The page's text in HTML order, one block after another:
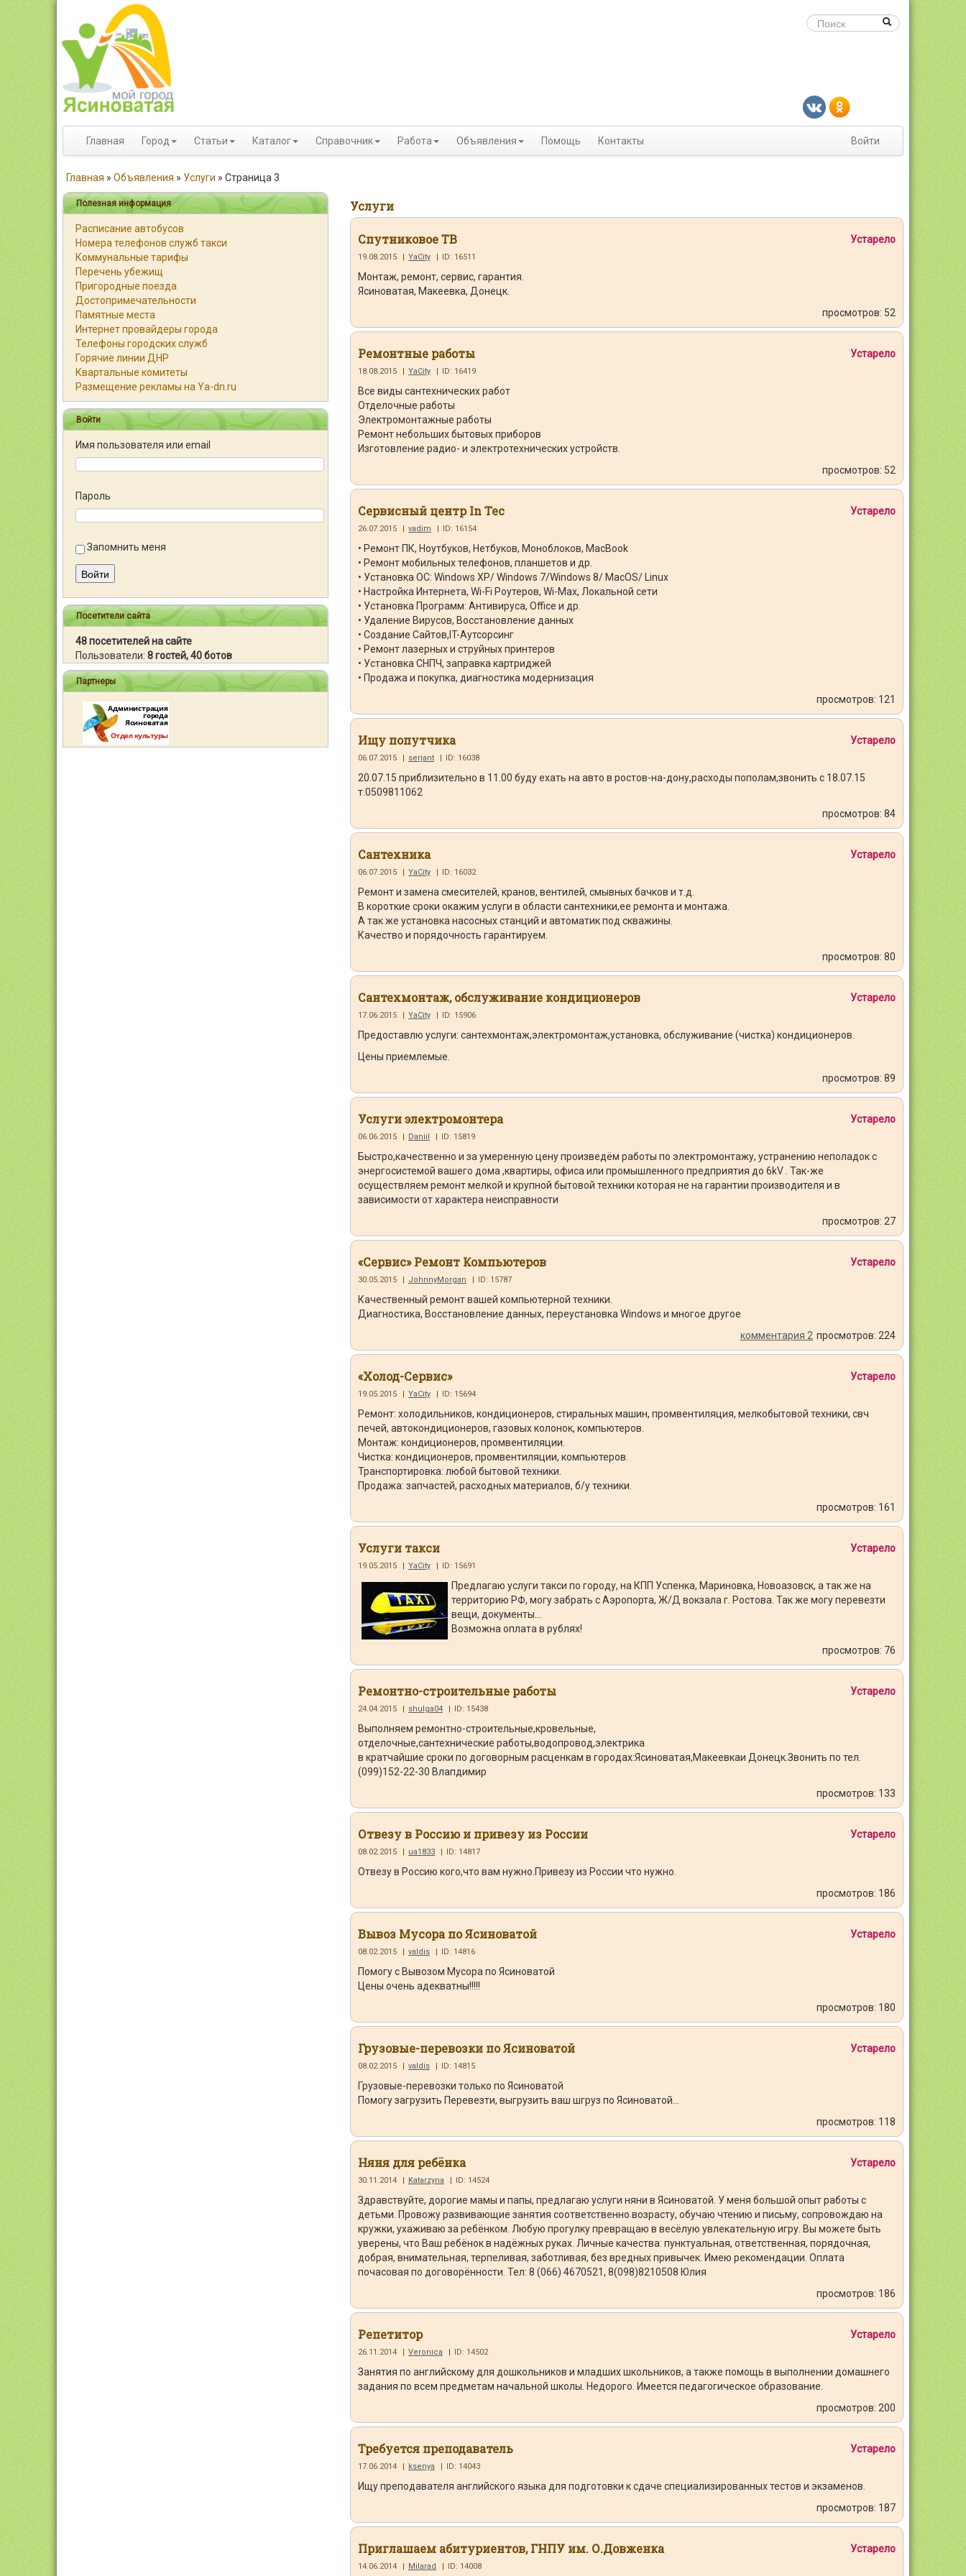
Главная Город Статьи Каталог Справочник Работа Объявления Помощь Контакты Войти
Главная » Объявления » Услуги » Страница 3
Полезная информация
Расписание автобусов
Номера телефонов служб такси
Коммунальные тарифы
Перечень убежищ
Пригородные поезда
Достопримечательности
Памятные места
Интернет провайдеры города
Телефоны городских служб
Горячие линии ДНР
Квартальные комитеты
Размещение рекламы на Ya-dn.ru
Войти
Имя пользователя или email
Пароль
Запомнить меня
Войти
Посетители сайта
48 посетителей на сайте
Пользователи: 8 гостей, 40 ботов
Партнеры
Услуги
Устарело
Спутниковое ТВ
19.08.2015 YaCity ID: 16511
Монтаж, ремонт, сервис, гарантия.
Ясиноватая, Макеевка, Донецк.
просмотров: 52
Устарело
Ремонтные работы
18.08.2015 YaCity ID: 16419
Все виды сантехнических работ
Отделочные работы
Электромонтажные работы
Ремонт небольших бытовых приборов
Изготовление радио- и электротехнических устройств.
просмотров: 52
Устарело
Сервисный центр In Tec
26.07.2015 vadim ID: 16154
• Ремонт ПК, Ноутбуков, Нетбуков, Моноблоков, MacBook
• Ремонт мобильных телефонов, планшетов и др.
• Установка ОС: Windows XP/ Windows 7/Windows 8/ MacOS/ Linux
• Настройка Интернета, Wi-Fi Роутеров, Wi-Max, Локальной сети
• Установка Программ: Антивируса, Office и др.
• Удаление Вирусов, Восстановление данных
• Создание Сайтов,IT-Аутсорсинг
• Ремонт лазерных и струйных принтеров
• Установка СНПЧ, заправка картриджей
• Продажа и покупка, диагностика модернизация
просмотров: 121
Устарело
Ищу попутчика
06.07.2015 serjant ID: 16038
20.07.15 приблизительно в 11.00 буду ехать на авто в ростов-на-дону,расходы пополам,звонить с 18.07.15
т.0509811062
просмотров: 84
Устарело
Сантехника
06.07.2015 YaCity ID: 16032
Ремонт и замена смесителей, кранов, вентилей, смывных бачков и т.д.
В короткие сроки окажим услуги в области сантехники,ее ремонта и монтажа.
А так же установка насосных станций и автоматик под скважины.
Качество и порядочность гарантируем.
просмотров: 80
Устарело
Сантехмонтаж, обслуживание кондиционеров
17.06.2015 YaCity ID: 15906
Предоставлю услуги: сантехмонтаж,электромонтаж,установка, обслуживание (чистка) кондиционеров.
Цены приемлемые.
просмотров: 89
Устарело
Услуги электромонтера
06.06.2015 Daniil ID: 15819
Быстро,качественно и за умеренную цену произведём работы по электромонтажу, устранению неполадок с
энергосистемой вашего дома ,квартиры, офиса или промышленного предприятия до 6kV . Так-же
осуществляем ремонт мелкой и крупной бытовой техники которая не на гарантии производителя и в
зависимости от характера неисправности
просмотров: 27
Устарело
«Сервис» Ремонт Компьютеров
30.05.2015 JohnnyMorgan ID: 15787
Качественный ремонт вашей компьютерной техники.
Диагностика, Восстановление данных, переустановка Windows и многое другое
просмотров: 224
комментария 2
Устарело
«Холод-Сервис»
19.05.2015 YaCity ID: 15694
Ремонт: холодильников, кондиционеров, стиральных машин, промвентиляция, мелкобытовой техники, свч
печей, автокондиционеров, газовых колонок, компьютеров.
Монтаж: кондиционеров, промвентиляции.
Чистка: кондиционеров, промвентиляции, компьютеров.
Транспортировка: любой бытовой техники.
Продажа: запчастей, расходных материалов, б/у техники.
просмотров: 161
Устарело
Услуги такси
19.05.2015 YaCity ID: 15691
Предлагаю услуги такси по городу, на КПП Успенка, Мариновка, Новоазовск, а так же на
территорию РФ, могу забрать с Аэропорта, Ж/Д вокзала г. Ростова. Так же могу перевезти
вещи, документы…
Возможна оплата в рублях!
просмотров: 76
Устарело
Ремонтно-строительные работы
24.04.2015 shulga04 ID: 15438
Выполняем ремонтно-строительные,кровельные,
отделочные,сантехнические работы,водопровод,электрика
в кратчайшие сроки по договорным расценкам в городах:Ясиноватая,Макеевкаи Донецк.Звонить по тел.
(099)152-22-30 Влапдимир
просмотров: 133
Устарело
Отвезу в Россию и привезу из России
08.02.2015 ua1833 ID: 14817
Отвезу в Россию кого,что вам нужно.Привезу из России что нужно.
просмотров: 186
Устарело
Вывоз Мусора по Ясиноватой
08.02.2015 valdis ID: 14816
Помогу с Вывозом Мусора по Ясиноватой
Цены очень адекватны!!!!!
просмотров: 180
Устарело
Грузовые-перевозки по Ясиноватой
08.02.2015 valdis ID: 14815
Грузовые-перевозки только по Ясиноватой
Помогу загрузить Перевезти, выгрузить ваш шгруз по Ясиноватой…
просмотров: 118
Устарело
Няня для ребёнка
30.11.2014 Katarzyna ID: 14524
Здравствуйте, дорогие мамы и папы, предлагаю услуги няни в Ясиноватой. У меня большой опыт работы с
детьми. Провожу развивающие занятия соответственно возрасту, обучаю чтению и письму, сопровождаю на
кружки, ухаживаю за ребёнком. Любую прогулку превращаю в весёлую увлекательную игру. Вы можете быть
уверены, что Ваш ребёнок в надёжных руках. Личные качества: пунктуальная, ответственная, порядочная,
добрая, внимательная, терпеливая, заботливая, без вредных привычек. Имею рекомендации. Оплата
почасовая по договорённости. Тел: 8 (066) 4670521, 8(098)8210508 Юлия
просмотров: 186
Устарело
Репетитор
26.11.2014 Veronica ID: 14502
Занятия по английскому для дошкольников и младших школьников, а также помощь в выполнении домашнего
задания по всем предметам начальной школы. Недорого. Имеется педагогическое образование.
просмотров: 200
Устарело
Требуется преподаватель
17.06.2014 ksenya ID: 14043
Ищу преподавателя английского языка для подготовки к сдаче специализированных тестов и экзаменов.
просмотров: 187
Устарело
Приглашаем абитуриентов, ГНПУ им. О.Довженка
14.06.2014 Milarad ID: 14008